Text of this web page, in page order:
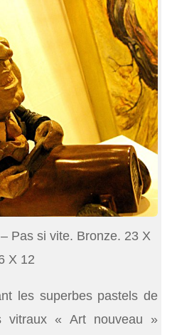
Pas si vite. Bronze. 23 X
X 12
les superbes pastels de
vitraux « Art nouveau »